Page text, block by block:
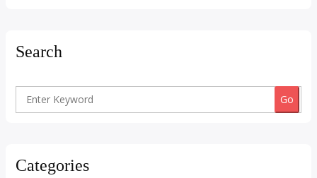
Search
Search
Categories